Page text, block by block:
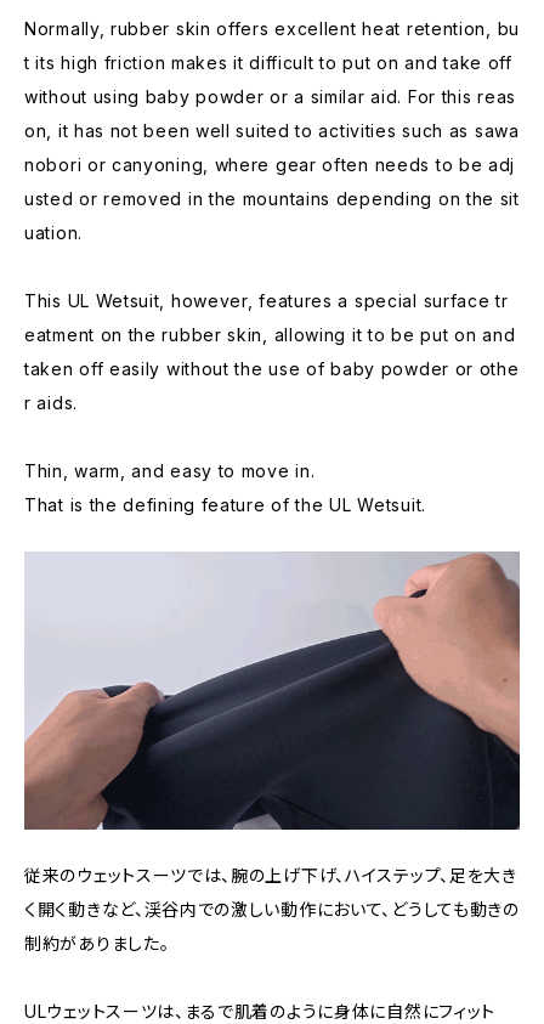
Normally, rubber skin offers excellent heat retention, bu
t its high friction makes it difficult to put on and take off
without using baby powder or a similar aid. For this reas
on, it has not been well suited to activities such as sawa
nobori or canyoning, where gear often needs to be adj
usted or removed in the mountains depending on the sit
uation.
This UL Wetsuit, however, features a special surface tr
eatment on the rubber skin, allowing it to be put on and
taken off easily without the use of baby powder or othe
r aids.
Thin, warm, and easy to move in.
That is the defining feature of the UL Wetsuit.
従来のウェットスーツでは、腕の上げ下げ、ハイステップ、足を大き
く開く動きなど、渓谷内での激しい動作において、どうしても動きの
制約がありました。
ULウェットスーツは、まるで肌着のように身体に自然にフィット